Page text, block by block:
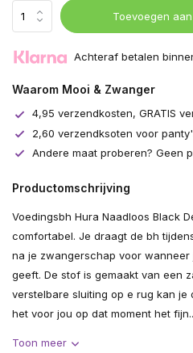
Toevoegen
Achteraf betalen
Waarom Mooi & Zwanger
4,95 verzendkosten, GRATIS
2,60 verzendksoten voor
Andere maat proberen? Geen
Productomschrijving
Voedingsbh Hura Naadloos Black
comfortabel. Je draagt de bh
na je zwangerschap voor
geeft. De stof is gemaakt van een
verstelbare sluiting op e rug kan je
het voor jou op dat moment het
Toon meer